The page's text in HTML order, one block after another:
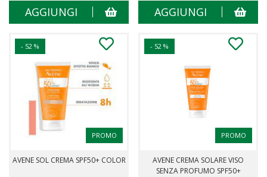
AGGIUNGI AGGIUNGI
- 52 %
PROMO
AVENE SOL CREMA SPF50+ COLOR
- 52 %
PROMO
AVENE CREMA SOLARE VISO
SENZA PROFUMO SPF50+